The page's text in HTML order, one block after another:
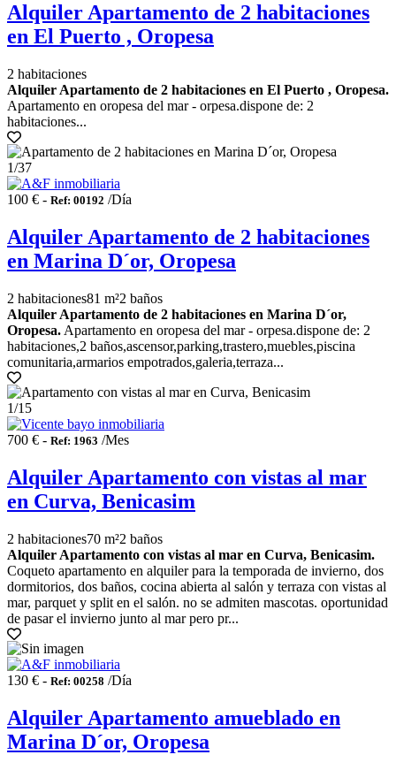
Alquiler Apartamento de 2 habitaciones
en El Puerto , Oropesa
2 habitaciones
Alquiler Apartamento de 2 habitaciones en El Puerto , Oropesa.
Apartamento en oropesa del mar - orpesa.dispone de: 2
habitaciones...
1/37
100 € - Ref: 00192 /Día
Alquiler Apartamento de 2 habitaciones
en Marina D´or, Oropesa
2 habitaciones81 m²2 baños
Alquiler Apartamento de 2 habitaciones en Marina D´or,
Oropesa. Apartamento en oropesa del mar - orpesa.dispone de: 2
habitaciones,2 baños,ascensor,parking,trastero,muebles,piscina
comunitaria,armarios empotrados,galeria,terraza...
1/15
700 € - Ref: 1963 /Mes
Alquiler Apartamento con vistas al mar
en Curva, Benicasim
2 habitaciones70 m²2 baños
Alquiler Apartamento con vistas al mar en Curva, Benicasim.
Coqueto apartamento en alquiler para la temporada de invierno, dos
dormitorios, dos baños, cocina abierta al salón y terraza con vistas al
mar, parquet y split en el salón. no se admiten mascotas. oportunidad
de pasar el invierno junto al mar pero pr...
130 € - Ref: 00258 /Día
Alquiler Apartamento amueblado en
Marina D´or, Oropesa